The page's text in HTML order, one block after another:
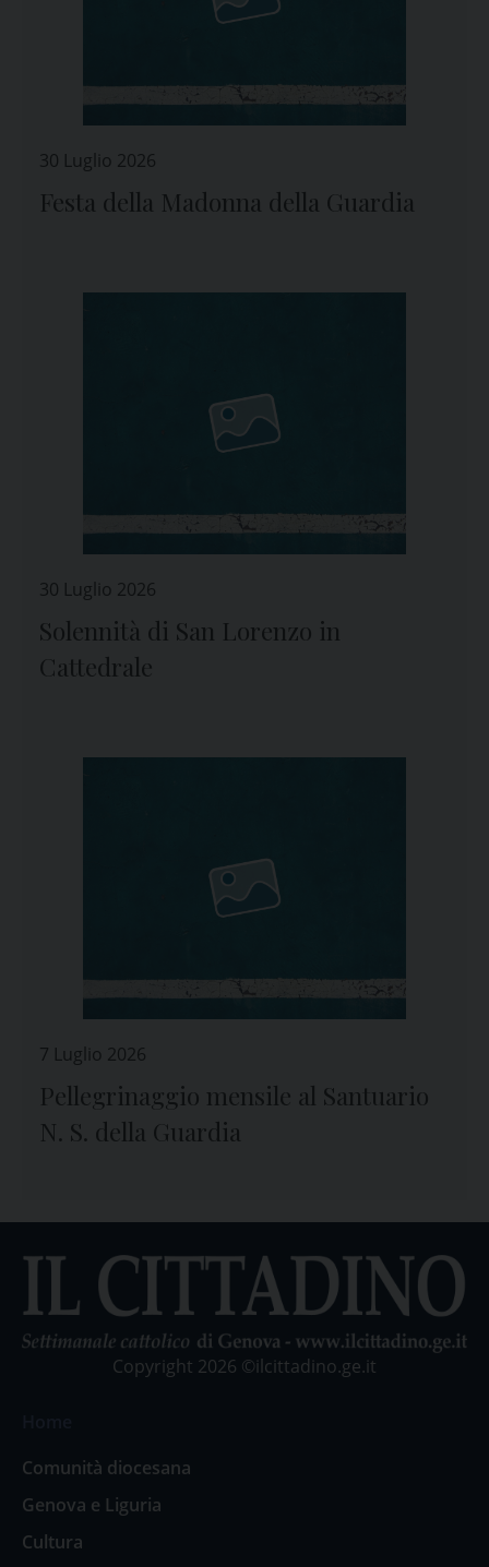
30 Luglio 2026
Festa della Madonna della Guardia
30 Luglio 2026
Solennità di San Lorenzo in
Cattedrale
7 Luglio 2026
Pellegrinaggio mensile al Santuario
N. S. della Guardia
Copyright 2026 ©ilcittadino.ge.it
Comunità diocesana
Genova e Liguria
Cultura